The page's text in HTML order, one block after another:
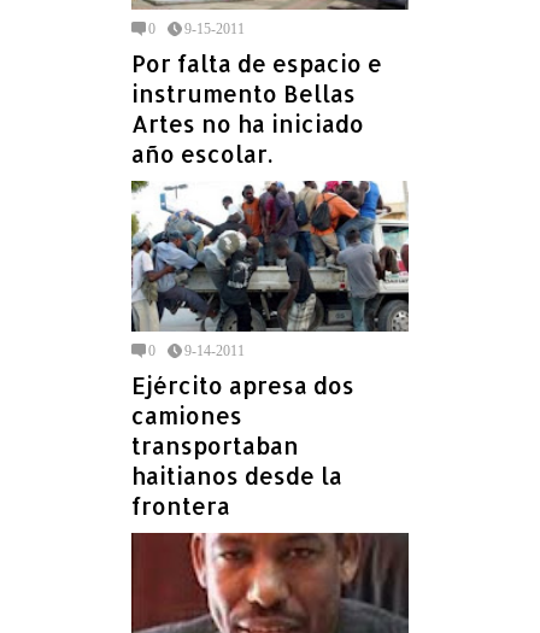
0 9-15-2011
Por falta de espacio e
instrumento Bellas
Artes no ha iniciado
año escolar.
0 9-14-2011
Ejército apresa dos
camiones
transportaban
haitianos desde la
frontera